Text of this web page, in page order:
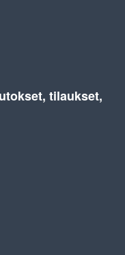
tilaukset,